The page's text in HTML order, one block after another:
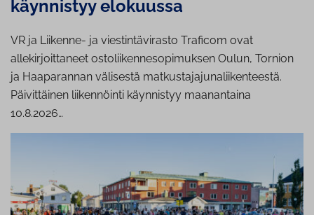
käynnistyy elokuussa
VR ja Liikenne- ja viestintävirasto Traficom ovat
allekirjoittaneet ostoliikennesopimuksen Oulun, Tornion
ja Haaparannan välisestä matkustajajunaliikenteestä.
Päivittäinen liikennöinti käynnistyy maanantaina
10.8.2026…